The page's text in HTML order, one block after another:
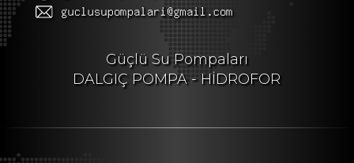
Güçlü Su Pompaları
DALGIÇ POMPA - HİDROFOR